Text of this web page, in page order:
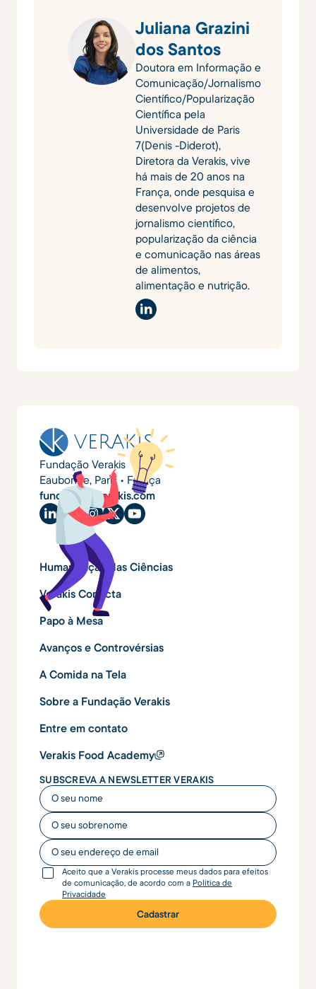
Juliana Grazini
dos Santos
Doutora em Informação e
Comunicação/Jornalismo
Científico/Popularização
Científica pela
Universidade de Paris
7(Denis -Diderot),
Diretora da Verakis, vive
há mais de 20 anos na
França, onde pesquisa e
desenvolve projetos de
jornalismo científico,
popularização da ciência
e comunicação nas áreas
de alimentos,
alimentação e nutrição.
Fundação Verakis
Eaubonne, Paris • França
fundacao@verakis.com
Humanização das Ciências
Verakis Conecta
Papo à Mesa
Avanços e Controvérsias
A Comida na Tela
Sobre a Fundação Verakis
Entre em contato
Verakis Food Academy
SUBSCREVA A NEWSLETTER VERAKIS
O seu nome
O seu nome
O seu endereço de email
Aceito que a Verakis processe meus dados para efeitos
de comunicação, de acordo com a Política de
Privacidade